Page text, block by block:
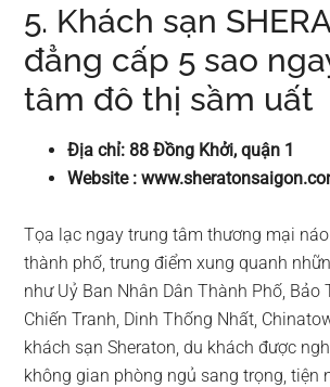
5. Khách sạn
đẳng cấp 5 sao
tâm đô thị sầm uất
Địa chỉ: 88 Đồng Khởi, quận 1
Website :
Tọa lạc ngay trung tâm thương mại
thành phố, trung điểm xung quanh
như Uỷ Ban Nhân Dân Thành Phố, Bảo
Chiến Tranh, Dinh Thống Nhất,
khách sạn Sheraton, du khách được
không gian phòng ngủ sang trọng, tiện